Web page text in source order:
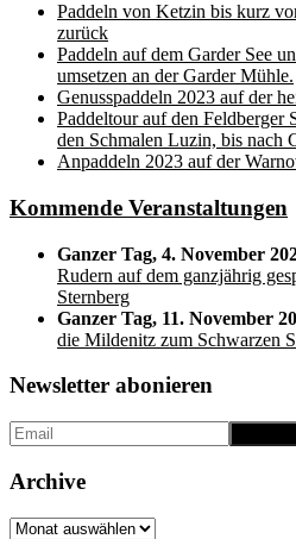
Paddeln von Ketzin bis kurz
zurück
Paddeln auf dem Garder See
umsetzen an der Garder Mühle.
Genusspaddeln 2023 auf der
Paddeltour auf den Feldberger
den Schmalen Luzin, bis nach
Anpaddeln 2023 auf der
Kommende Veranstaltungen
Ganzer Tag, 4. November
Rudern auf dem ganzjährig
Sternberg
Ganzer Tag, 11. November
die Mildenitz zum Schwarzen
Newsletter abonieren
Archive
Archive